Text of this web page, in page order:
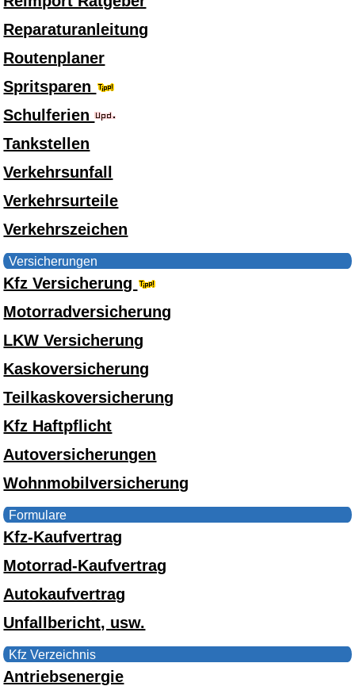
Reparaturanleitung
Routenplaner
Spritsparen
Schulferien
Tankstellen
Verkehrsunfall
Verkehrsurteile
Verkehrszeichen
Versicherungen
Kfz Versicherung
Motorradversicherung
LKW Versicherung
Kaskoversicherung
Teilkaskoversicherung
Kfz Haftpflicht
Autoversicherungen
Wohnmobilversicherung
Formulare
Kfz-Kaufvertrag
Motorrad-Kaufvertrag
Autokaufvertrag
Unfallbericht, usw.
Kfz Verzeichnis
Antriebsenergie